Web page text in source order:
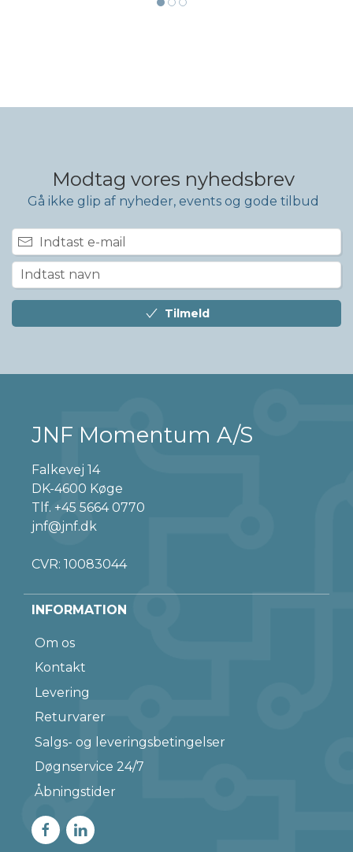
Modtag vores nyhedsbrev
Gå ikke glip af nyheder, events og gode tilbud
Tilmeld
JNF Momentum A/S
Falkevej 14
DK-4600 Køge
Tlf. +45 5664 0770
jnf@jnf.dk
CVR: 10083044
INFORMATION
Om os
Kontakt
Levering
Returvarer
Salgs- og leveringsbetingelser
Døgnservice 24/7
Åbningstider